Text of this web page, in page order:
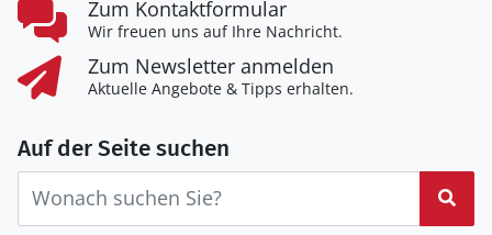
Zum Kontaktformular
Wir freuen uns auf Ihre Nachricht.
Zum Newsletter anmelden
Aktuelle Angebote & Tipps erhalten.
Auf der Seite suchen